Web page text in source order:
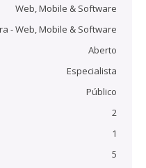
Web, Mobile & Software
- Web, Mobile & Software
Aberto
Especialista
Público
2
1
5